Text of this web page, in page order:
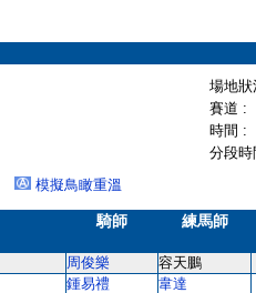
場地
賽道 :
時間 :
分段
模擬鳥瞰重溫
騎師 練馬師
周俊樂 容天鵬
鍾易禮 韋達